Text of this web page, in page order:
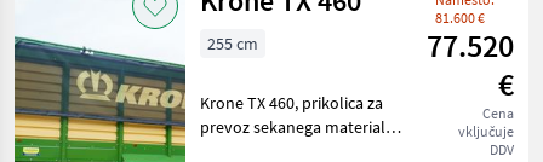
Kategorija 3 Država Filtri
TRENUTNA
POT
Kmetijska
tehnika
Ponastavi
Prikaži
213
rezultatov
81.600 €
77.520
€
Cena
vključuje
DDV
255 cm
Krone TX 460, prikolica za
prevoz sekanega materiala